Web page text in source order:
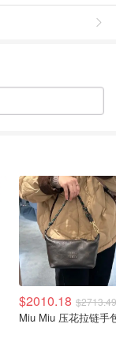
$2010.18 $2713.49
Miu Miu 压花拉链手